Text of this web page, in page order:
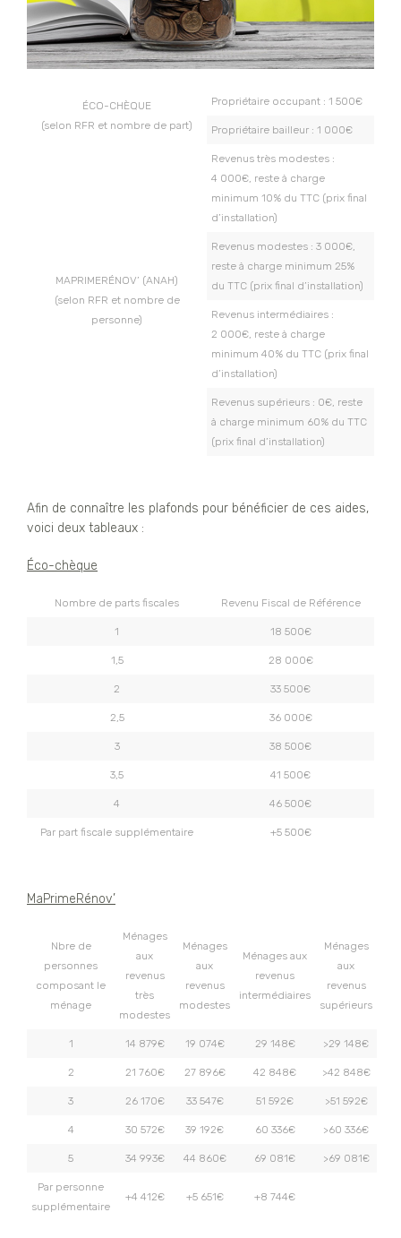
ÉCO-CHÈQUE
(selon RFR et nombre de part)
Propriétaire occupant : 1 500€
Propriétaire bailleur : 1 000€
MAPRIMERÉNOV’ (ANAH)
(selon RFR et nombre de
personne)
Revenus très modestes :
4 000€, reste à charge
minimum 10% du TTC (prix final
d’installation)
Revenus modestes : 3 000€,
reste à charge minimum 25%
du TTC (prix final d’installation)
Revenus intermédiaires :
2 000€, reste à charge
minimum 40% du TTC (prix final
d’installation)
Revenus supérieurs : 0€, reste
à charge minimum 60% du TTC
(prix final d’installation)
Afin de connaître les plafonds pour bénéficier de ces aides,
voici deux tableaux :
Éco-chèque
Nombre de parts fiscales Revenu Fiscal de Référence
1 18 500€
1,5 28 000€
2 33 500€
2,5 36 000€
3 38 500€
3,5 41 500€
4 46 500€
Par part fiscale supplémentaire +5 500€
MaPrimeRénov’
Nbre de
personnes
composant le
ménage
Ménages
aux
revenus
très
modestes
Ménages
aux
revenus
modestes
Ménages aux
revenus
intermédiaires
Ménages
aux
revenus
supérieurs
1 14 879€ 19 074€ 29 148€ >29 148€
2 21 760€ 27 896€ 42 848€ >42 848€
3 26 170€ 33 547€ 51 592€ >51 592€
4 30 572€ 39 192€ 60 336€ >60 336€
5 34 993€ 44 860€ 69 081€ >69 081€
Par personne
supplémentaire
+4 412€ +5 651€ +8 744€